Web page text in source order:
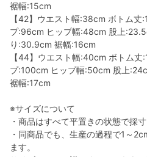
裾幅:15cm
【42】ウエスト幅:38cm ボトム
プ:96cm ヒップ幅:48cm 股上
り:30.9cm 裾幅:16cm
【44】ウエスト幅:40cm ボトム
プ:100cm ヒップ幅:50cm 股上
裾幅:17cm
※サイズについて
・商品はすべて平置きの状態で採
・同商品でも、生産の過程で1～
ます。